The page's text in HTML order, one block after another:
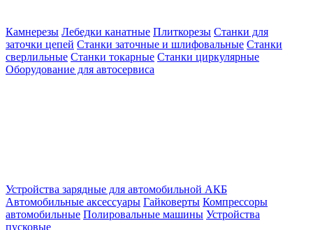
Камнерезы Лебедки канатные Плиткорезы Станки для
заточки цепей Станки заточные и шлифовальные Станки
сверлильные Станки токарные Станки циркулярные
Оборудование для автосервиса
Устройства зарядные для автомобильной АКБ
Автомобильные аксессуары Гайковерты Компрессоры
автомобильные Полировальные машины Устройства
пусковые